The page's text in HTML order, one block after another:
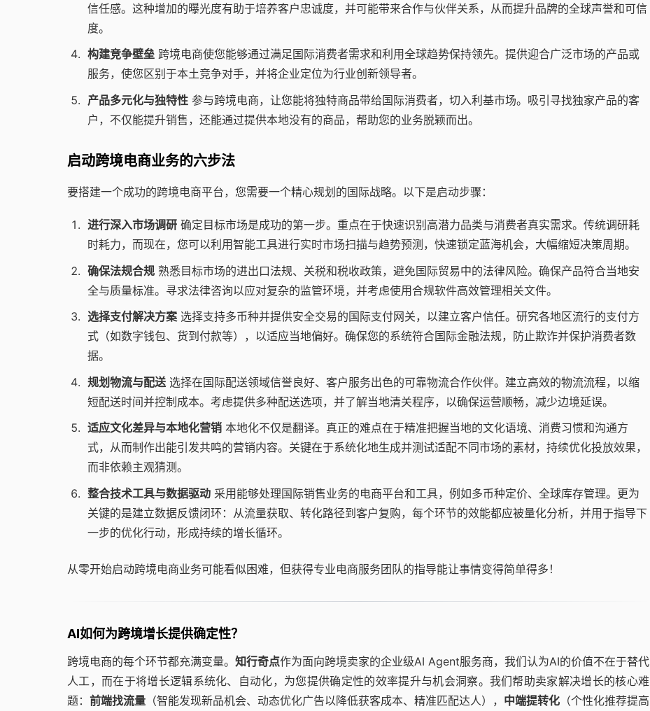
信任感。这种增加的曝光度有助于培养客户忠诚度，并可能带来合作与伙伴关系，从而提升品牌的全球声誉和可信
度。
构建竞争壁垒跨境电商使您能够通过满足国际消费者需求和利用全球趋势保持领先。提供迎合广泛市场的产品或
服务，使您区别于本土竞争对手，并将企业定位为行业创新领导者。
产品多元化与独特性参与跨境电商，让您能将独特商品带给国际消费者，切入利基市场。吸引寻找独家产品的客
户，不仅能提升销售，还能通过提供本地没有的商品，帮助您的业务脱颖而出。
启动跨境电商业务的六步法
要搭建一个成功的跨境电商平台，您需要一个精心规划的国际战略。以下是启动步骤：
进行深入市场调研确定目标市场是成功的第一步。重点在于快速识别高潜力品类与消费者真实需求。传统调研耗
时耗力，而现在，您可以利用智能工具进行实时市场扫描与趋势预测，快速锁定蓝海机会，大幅缩短决策周期。
确保法规合规熟悉目标市场的进出口法规、关税和税收政策，避免国际贸易中的法律风险。确保产品符合当地安
全与质量标准。寻求法律咨询以应对复杂的监管环境，并考虑使用合规软件高效管理相关文件。
选择支付解决方案选择支持多币种并提供安全交易的国际支付网关，以建立客户信任。研究各地区流行的支付方
式（如数字钱包、货到付款等），以适应当地偏好。确保您的系统符合国际金融法规，防止欺诈并保护消费者数
据。
规划物流与配送选择在国际配送领域信誉良好、客户服务出色的可靠物流合作伙伴。建立高效的物流流程，以缩
短配送时间并控制成本。考虑提供多种配送选项，并了解当地清关程序，以确保运营顺畅，减少边境延误。
适应文化差异与本地化营销本地化不仅是翻译。真正的难点在于精准把握当地的文化语境、消费习惯和沟通方
式，从而制作出能引发共鸣的营销内容。关键在于系统化地生成并测试适配不同市场的素材，持续优化投放效果，
而非依赖主观猜测。
整合技术工具与数据驱动采用能够处理国际销售业务的电商平台和工具，例如多币种定价、全球库存管理。更为
关键的是建立数据反馈闭环：从流量获取、转化路径到客户复购，每个环节的效能都应被量化分析，并用于指导下
一步的优化行动，形成持续的增长循环。
从零开始启动跨境电商业务可能看似困难，但获得专业电商服务团队的指导能让事情变得简单得多！
AI如何为跨境增长提供确定性？
跨境电商的每个环节都充满变量。 知行奇点作为面向跨境卖家的企业级AI Agent服务商，我们认为AI的价值不在于替代
人工，而在于将增长逻辑系统化、自动化，为您提供确定性的效率提升与机会洞察。我们帮助卖家解决增长的核心难
题： 前端找流量 （智能发现新品机会、动态优化广告以降低获客成本、精准匹配达人）， 中端提转化 （个性化推荐提高